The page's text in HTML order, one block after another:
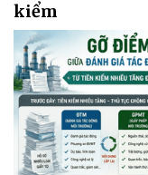
kiểm